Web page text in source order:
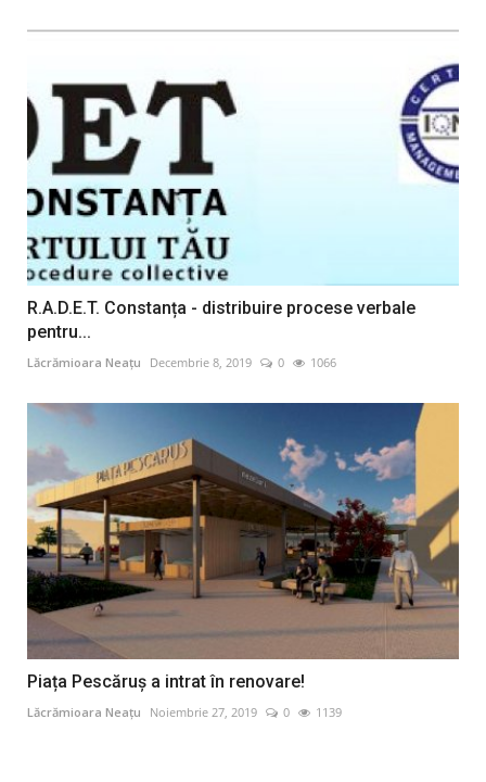
R.A.D.E.T. Constanța - distribuire procese verbale
pentru...
Lăcrămioara Neațu Decembrie 8, 2019 0 1066
Piața Pescăruș a intrat în renovare!
Lăcrămioara Neațu Noiembrie 27, 2019 0 1139